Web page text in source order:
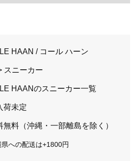
HAAN / コール ハーン
スニーカー
HAANのスニーカー一覧
荷未定
無料（沖縄・一部離島を除く）
への配送は+1800円